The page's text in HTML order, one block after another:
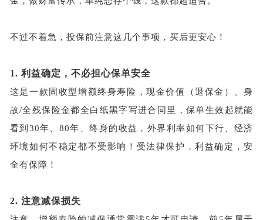
不过不着急，投保前注意这几个事项，买后更安心！
1. 利益确定，不必担心保单安全
这是一款固收型增额终身寿险，现金价值（退保金）、身
故/全残保险金都全白纸黑字写进合同里，保单生效起就能
看到30年、80年、终身的收益，外界利率如何下行、经济
环境如何不稳定都不受影响！受法律保护，利益确定，安
全有保障！
2. 注意减保损失